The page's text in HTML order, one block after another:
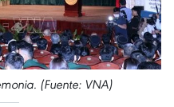
(Fuente: VNA)